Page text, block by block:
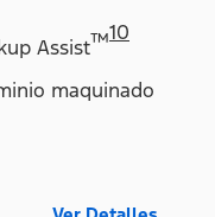
Assist™10
maquinado